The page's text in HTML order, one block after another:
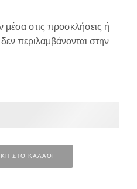
μέσα στις προσκλήσεις ή
περιλαμβάνονται στην
ΣΤΟ ΚΑΛΆΘΙ